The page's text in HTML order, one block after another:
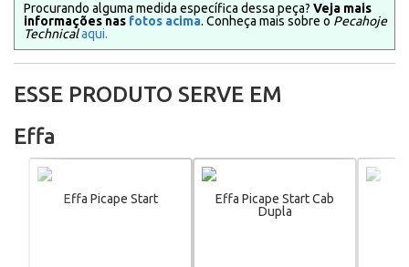
Procurando alguma medida específica dessa peça? Veja mais
informações nas fotos acima. Conheça mais sobre o Pecahoje
Technicalaqui.
ESSE PRODUTO SERVE EM
Effa
Effa Picape Start
Effa Picape Start Cab
Dupla